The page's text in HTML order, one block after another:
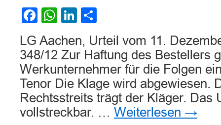
Facebook
WhatsApp
LinkedIn
LG Aachen, Urteil vom 11.
348/12 Zur Haftung des Bestellers
Werkunternehmer für die Folgen
Tenor Die Klage wird abgewiesen.
Rechtsstreits trägt der Kläger. Das
vollstreckbar. … Weiterlesen →